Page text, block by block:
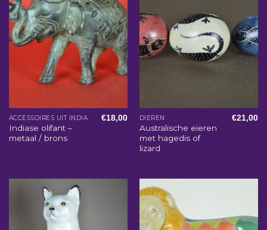
ACCESSOIRES UIT INDIA
Indiase olifant –
metaal / brons
€18,00 DIEREN
Australische eieren
met hagedis of
lizard
€21,00